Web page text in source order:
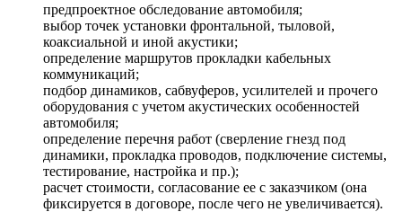
предпроектное обследование автомобиля;
выбор точек установки фронтальной, тыловой,
коаксиальной и иной акустики;
определение маршрутов прокладки кабельных
коммуникаций;
подбор динамиков, сабвуферов, усилителей и прочего
оборудования с учетом акустических особенностей
автомобиля;
определение перечня работ (сверление гнезд под
динамики, прокладка проводов, подключение системы,
тестирование, настройка и пр.);
расчет стоимости, согласование ее с заказчиком (она
фиксируется в договоре, после чего не увеличивается).